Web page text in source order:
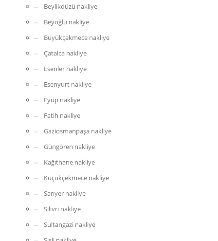
Beylikdüzü nakliye
Beyoğlu nakliye
Büyükçekmece nakliye
Çatalca nakliye
Esenler nakliye
Esenyurt nakliye
Eyüp nakliye
Fatih nakliye
Gaziosmanpaşa nakliye
Güngören nakliye
Kağıthane nakliye
Küçükçekmece nakliye
Sarıyer nakliye
Silivri nakliye
Sultangazi nakliye